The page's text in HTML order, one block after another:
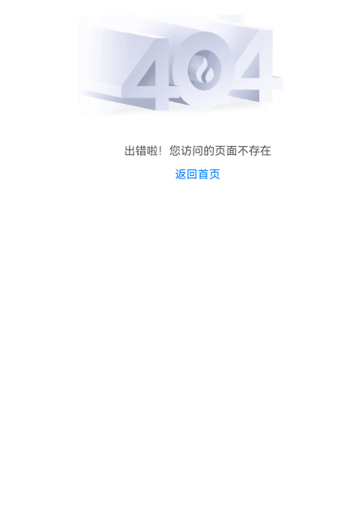
出错啦！您访问的页面不存在
返回首页